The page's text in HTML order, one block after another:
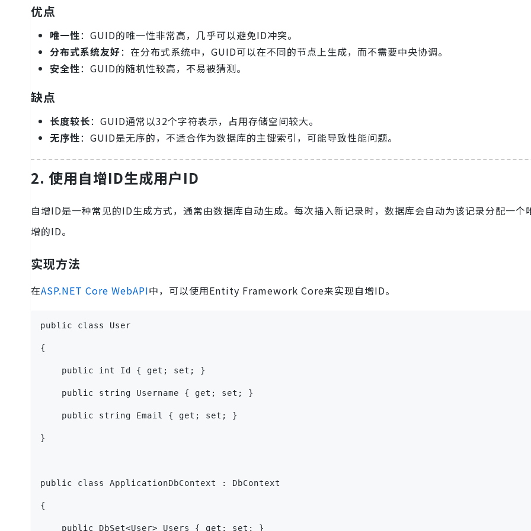
优点
唯一性：GUID的唯一性非常高，几乎可以避免ID冲突。
分布式系统友好：在分布式系统中，GUID可以在不同的节点上生成，而不需要中央协调。
安全性：GUID的随机性较高，不易被猜测。
缺点
长度较长：GUID通常以32个字符表示，占用存储空间较大。
无序性：GUID是无序的，不适合作为数据库的主键索引，可能导致性能问题。
2. 使用自增ID生成用户ID
自增ID是一种常见的ID生成方式，通常由数据库自动生成。每次插入新记录时，数据库会自动为该记录分配一个
增的ID。
实现方法
在ASP.NET Core WebAPI中，可以使用Entity Framework Core来实现自增ID。
public class User
{
    public int Id { get; set; }
    public string Username { get; set; }
    public string Email { get; set; }
}
public class ApplicationDbContext : DbContext
{
    public DbSet<User> Users { get; set; }